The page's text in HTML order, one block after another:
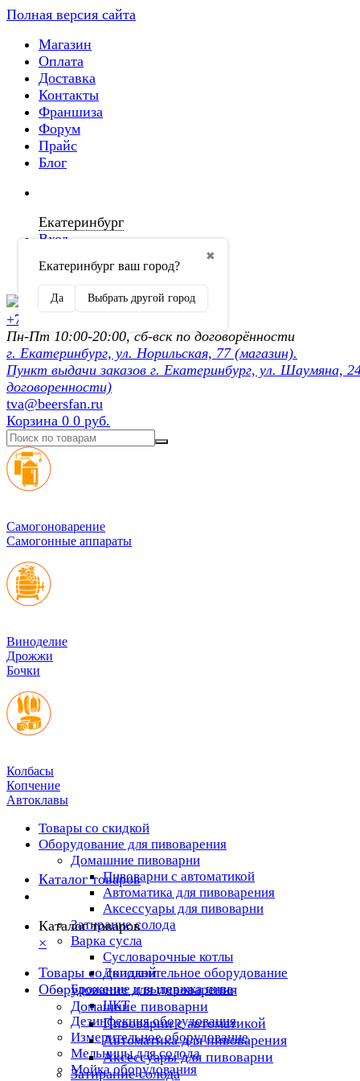
Полная версия сайта
Магазин
Оплата
Доставка
Контакты
Франшиза
Форум
Прайс
Блог
Екатеринбург
✖
Екатеринбург ваш город?
Да Выбрать другой город
Вход
Регистрация
+7 (902) 872-54-70
Пн-Пт 10:00-20:00, сб-вск по договорённости
г. Екатеринбург, ул. Норильская, 77 (магазин).
Пункт выдачи заказов г. Екатеринбург, ул. Шаумяна,
договоренности)
tva@beersfan.ru
Корзина 0 0 руб.
Cамогоноварение
Самогонные аппараты
Виноделие
Дрожжи
Бочки
Колбасы
Копчение
Автоклавы
Товары со скидкой
Оборудование для пивоварения
Домашние пивоварни
Пивоварни с автоматикой
Автоматика для пивоварения
Аксессуары для пивоварни
Затирание солода
Варка сусла
Cусловарочные котлы
Дополнительное оборудование
Брожение и выдержка пива
ЦКТ
Дезинфекция оборудования
Измерительное оборудование
Мельницы для солода
Мойка оборудования
Каталог товаров
Каталог товаров
×
Товары со скидкой
Оборудование для пивоварения
Домашние пивоварни
Пивоварни с автоматикой
Автоматика для пивоварения
Аксессуары для пивоварни
Затирание солода